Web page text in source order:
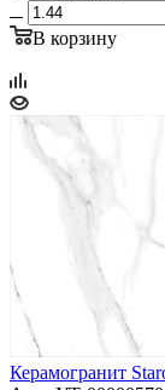
В корзину
Керамогранит